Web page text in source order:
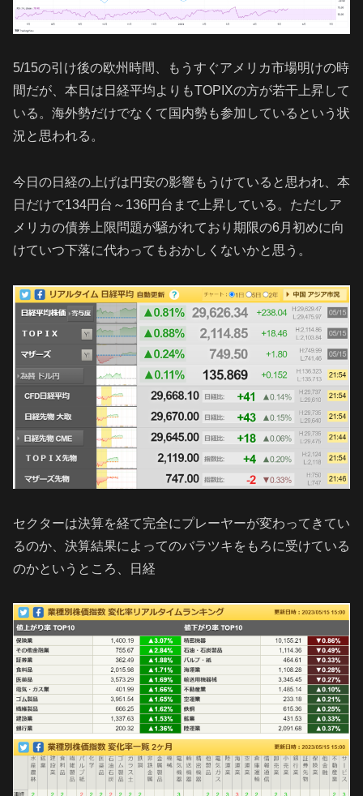
5/15の引け後の欧州時間、もうすぐアメリカ市場明けの時
間だが、本日は日経平均よりもTOPIXの方が若干上昇して
いる。海外勢だけでなくて国内勢も参加しているという状
況と思われる。
今日の日経の上げは円安の影響もうけていると思われ、本
日だけで134円台～136円台まで上昇している。ただしア
メリカの債券上限問題が騒がれており期限の6月初めに向
けていつ下落に代わってもおかしくないかと思う。
セクターは決算を経て完全にプレーヤーが変わってきてい
るのか、決算結果によってのバラツキをもろに受けている
のかというところ、日経